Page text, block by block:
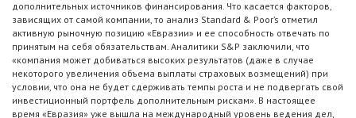
дополнительных источников финансирования. Что касается факторов,
зависящих от самой компании, то анализ Standard & Poor’s отметил
активную рыночную позицию «Евразии» и ее способность отвечать по
принятым на себя обязательствам. Аналитики S&P заключили, что
«компания может добиваться высоких результатов (даже в случае
некоторого увеличения объема выплаты страховых возмещений) при
условии, что она не будет сдерживать темпы роста и не подвергать свой
инвестиционный портфель дополнительным рискам». В настоящее
время «Евразия» уже вышла на международный уровень ведения дел,